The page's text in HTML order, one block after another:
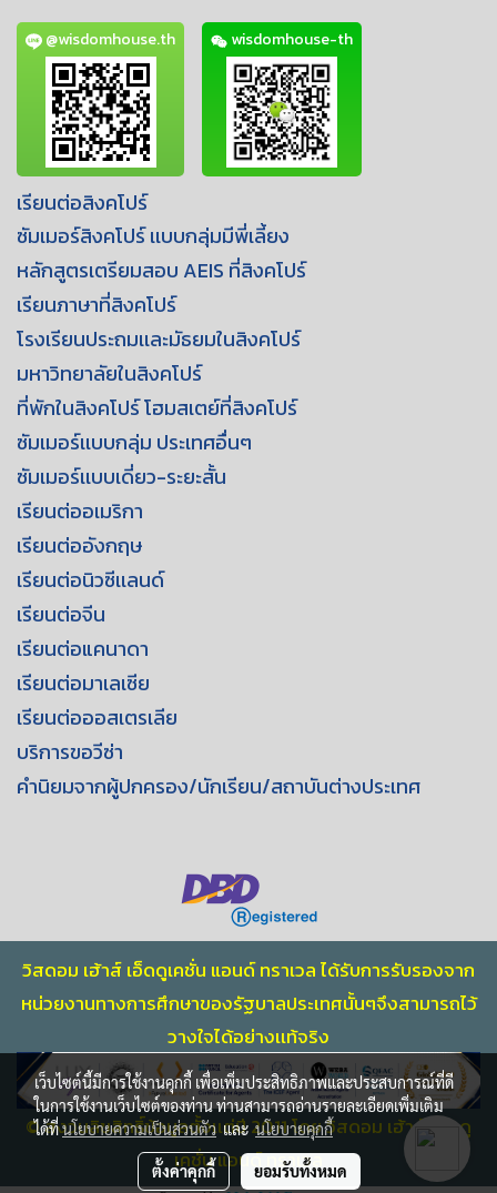
@wisdomhouse.th wisdomhouse-th
เรียนต่อสิงคโปร์
ซัมเมอร์สิงคโปร์ เเบบกลุ่มมีพี่เลี้ยง
หลักสูตรเตรียมสอบ AEIS ที่สิงคโปร์
เรียนภาษาที่สิงคโปร์
โรงเรียนประถมเเละมัธยมในสิงคโปร์
มหาวิทยาลัยในสิงคโปร์
ที่พักในสิงคโปร์ โฮมสเตย์ที่สิงคโปร์
ซัมเมอร์เเบบกลุ่ม ประเทศอื่นๆ
ซัมเมอร์เเบบเดี่ยว-ระยะสั้น
เรียนต่ออเมริกา
เรียนต่ออังกฤษ
เรียนต่อนิวซีเเลนด์
เรียนต่อจีน
เรียนต่อแคนาดา
เรียนต่อมาเลเซีย
เรียนต่อออสเตรเลีย
บริการขอวีซ่า
คำนิยมจากผู้ปกครอง/นักเรียน/สถาบันต่างประเทศ
วิสดอม เฮ้าส์ เอ็ดดูเคชั่น แอนด์ ทราเวล ได้รับการรับรองจาก
หน่วยงานทางการศึกษาของรัฐบาลประเทศนั้นๆจึงสามารถไว้
วางใจได้อย่างเเท้จริง
© สงวนลิขสิทธิ์ข้อมูลตั้งเเต่ปี 2011 โดย วิสดอม เฮ้าส์ เอ็ดดู
เคชั่น แอนด์ ทราเวล
เว็บไซต์นี้มีการใช้งานคุกกี้ เพื่อเพิ่มประสิทธิภาพและประสบการณ์ที่ดี
ในการใช้งานเว็บไซต์ของท่าน ท่านสามารถอ่านรายละเอียดเพิ่มเติม
ได้ที่นโยบายความเป็นส่วนตัวและนโยบายคุกกี้
ตั้งค่าคุกกี้ ยอมรับทั้งหมด